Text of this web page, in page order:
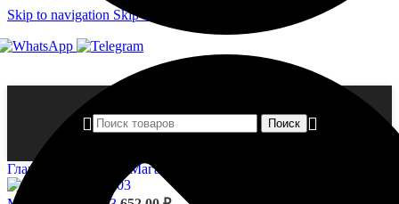
Skip to navigation Skip to main content
Поиск
Главная страница Магазин